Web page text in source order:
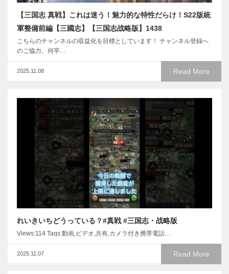
【三国志 真戦】これは迷う！魅力的な特性だらけ！S22版統
軍整備前編【三國志】【三国志战略版】1438
こちらのチャンネルの収益化を目標としています！ チャンネル登録へ
のご協力、何卒…
Read More
2025.11.08
れいきいちどうっている？#真戦 #三国志・战略版
Views:114 Taqs:動画,ビデオ,共有,カメラ付き携帯電話…
Read More
2025.11.07